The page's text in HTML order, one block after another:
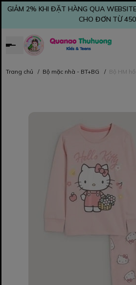
GIẢM 2% KHI ĐẶT HÀNG QUA
CHO ĐƠN TỪ
Trang chủ / Bộ mặc nhà - BT+BG / Bộ HM